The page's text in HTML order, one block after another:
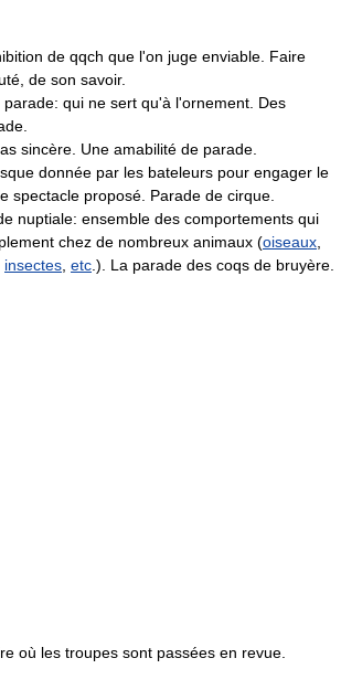
de qqch que l'on juge enviable. Faire
de son savoir.
parade: qui ne sert qu'à l'ornement. Des
sincère. Une amabilité de parade.
donnée par les bateleurs pour engager le
spectacle proposé. Parade de cirque.
nuptiale: ensemble des comportements qui
chez de nombreux animaux (oiseaux
insectes etc .). La parade des coqs de bruyère.
où les troupes sont passées en revue.